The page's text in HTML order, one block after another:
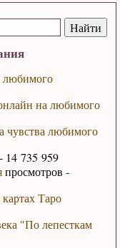
любимого
на любимого
чувства любимого
14 735 959
просмотров -
Таро
"По лепесткам